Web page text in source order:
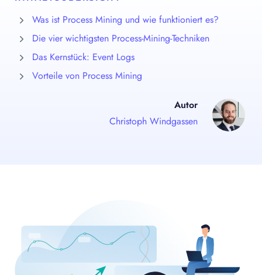
Was ist Process Mining und wie funktioniert es?
Die vier wichtigsten Process-Mining-Techniken
Das Kernstück: Event Logs
Vorteile von Process Mining
Autor
Christoph Windgassen